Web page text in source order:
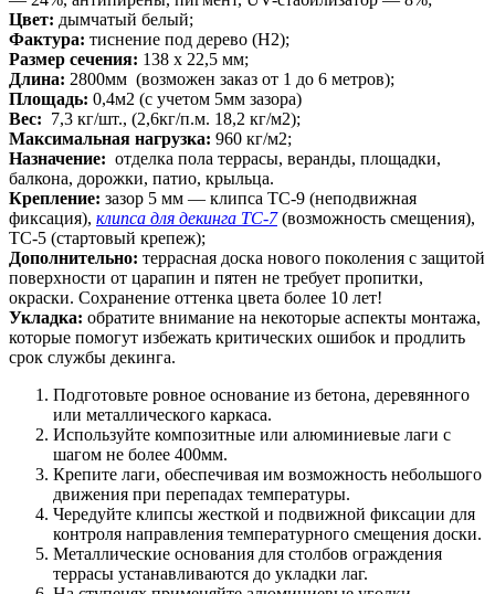
Цвет: дымчатый белый;
Фактура: тиснение под дерево (H2);
Размер сечения: 138 х 22,5 мм;
Длина: 2800мм (возможен заказ от 1 до 6 метров);
Площадь: 0,4м2 (с учетом 5мм зазора)
Вес: 7,3 кг/шт., (2,6кг/п.м. 18,2 кг/м2);
Максимальная нагрузка: 960 кг/м2;
Назначение: отделка пола террасы, веранды, площадки,
балкона, дорожки, патио, крыльца.
Крепление: зазор 5 мм — клипса TC-9 (неподвижная
фиксация), клипса для декинга TC-7(возможность смещения),
TC-5 (стартовый крепеж);
Дополнительно: террасная доска нового поколения с защитой
поверхности от царапин и пятен не требует пропитки,
окраски. Сохранение оттенка цвета более 10 лет!
Укладка: обратите внимание на некоторые аспекты монтажа,
которые помогут избежать критических ошибок и продлить
срок службы декинга.
Подготовьте ровное основание из бетона, деревянного
или металлического каркаса.
Используйте композитные или алюминиевые лаги с
шагом не более 400мм.
Крепите лаги, обеспечивая им возможность небольшого
движения при перепадах температуры.
Чередуйте клипсы жесткой и подвижной фиксации для
контроля направления температурного смещения доски.
Металлические основания для столбов ограждения
террасы устанавливаются до укладки лаг.